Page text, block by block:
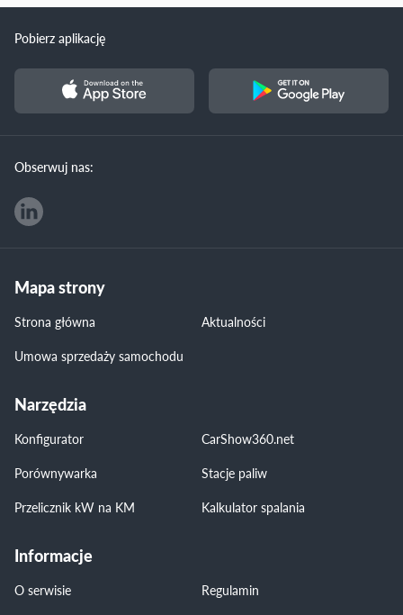
Pobierz aplikację
Obserwuj nas:
Mapa strony
Strona główna
Aktualności
Umowa sprzedaży samochodu
Narzędzia
Konfigurator
CarShow360.net
Porównywarka
Stacje paliw
Przelicznik kW na KM
Kalkulator spalania
Informacje
O serwisie Regulamin